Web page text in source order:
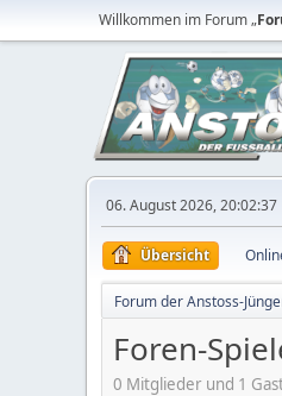
Willkommen im Forum „
06. August 2026, 20:02:37
Übersicht
Forum der Anstoss-
Foren-
0 Mitglieder und 1